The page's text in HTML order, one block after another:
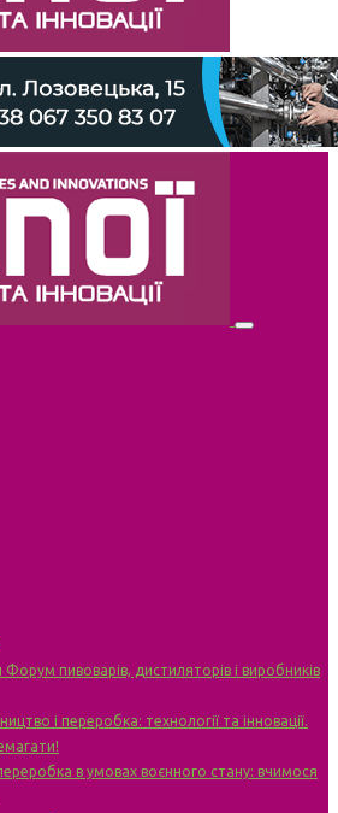
пивоварів, дистиляторів і виробників
і переробка: технології та інновації.
в умовах воєнного стану: вчимося